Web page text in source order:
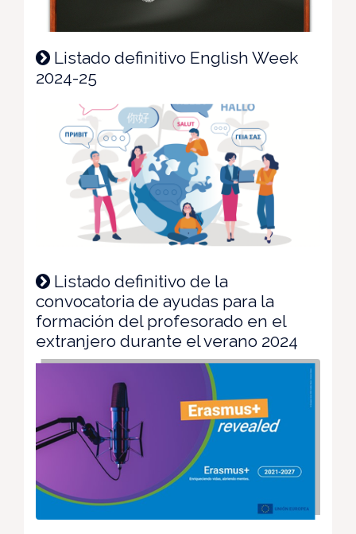
Listado definitivo English Week
2024-25
Listado definitivo de la
convocatoria de ayudas para la
formación del profesorado en el
extranjero durante el verano 2024